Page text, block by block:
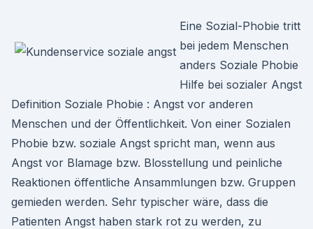
Eine Sozial-Phobie tritt
bei jedem Menschen
anders Soziale Phobie
Hilfe bei sozialer Angst
Definition Soziale Phobie : Angst vor anderen
Menschen und der Öffentlichkeit. Von einer Sozialen
Phobie bzw. soziale Angst spricht man, wenn aus
Angst vor Blamage bzw. Blosstellung und peinliche
Reaktionen öffentliche Ansammlungen bzw. Gruppen
gemieden werden. Sehr typischer wäre, dass die
Patienten Angst haben stark rot zu werden, zu